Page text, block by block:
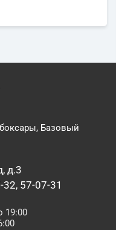
Базовый
д.3
57-07-31
19:00